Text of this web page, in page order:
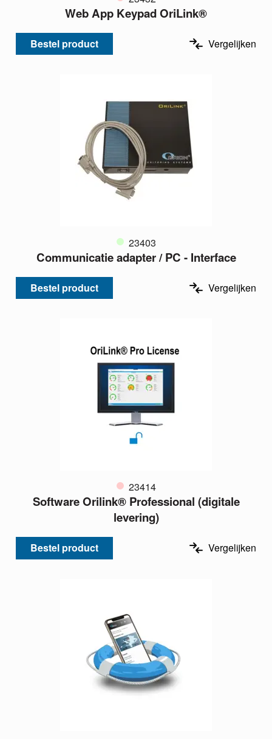
Web App Keypad OriLink®
Bestel product Vergelijken
23403
Communicatie adapter / PC - Interface
Bestel product Vergelijken
23414
Software Orilink® Professional (digitale
levering)
Bestel product Vergelijken